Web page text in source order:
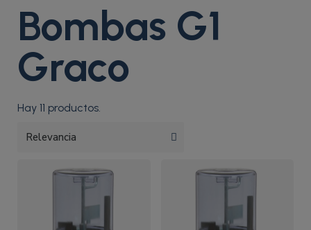
Bombas G1
Graco
Hay 11 productos.